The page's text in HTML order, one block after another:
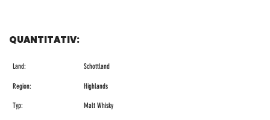
QUANTITATIV:
Land:
Region:
Typ:
Schottland
Highlands
Malt Whisky